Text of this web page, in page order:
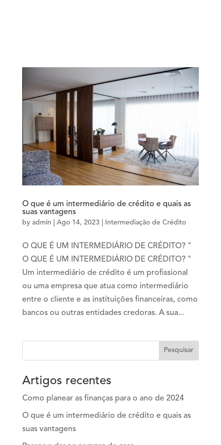
O que é um intermediário de crédito e quais as
suas vantagens
by admin Ago 14, 2023 Intermediação de Crédito
O QUE É UM INTERMEDIÁRIO DE CRÉDITO? "
O QUE É UM INTERMEDIÁRIO DE CRÉDITO? "
Um intermediário de crédito é um profissional
ou uma empresa que atua como intermediário
entre o cliente e as instituições financeiras, como
bancos ou outras entidades credoras. A sua...
Artigos recentes
Como planear as finanças para o ano de 2024
O que é um intermediário de crédito e quais as
suas vantagens